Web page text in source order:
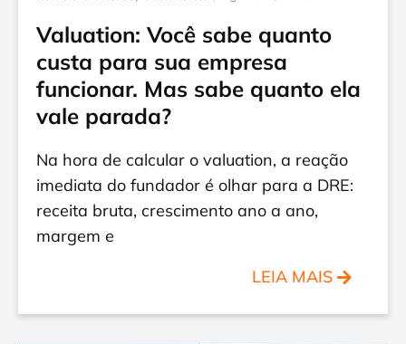
Valuation: Você sabe quanto
custa para sua empresa
funcionar. Mas sabe quanto ela
vale parada?
Na hora de calcular o valuation, a reação
imediata do fundador é olhar para a DRE:
receita bruta, crescimento ano a ano,
margem e
LEIA MAIS